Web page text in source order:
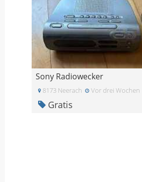
Sony Radiowecker
8173 Neerach Vor drei Wochen
Gratis